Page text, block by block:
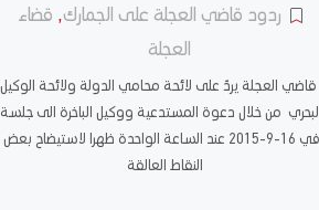
ردود قاضي العجلة على الجمارك, قضاء
العجلة
قاضي العجلة يردّ على لائحة محامي الدولة ولائحة الوكيل
البحري من خلال دعوة المستدعية ووكيل الباخرة الى جلسة
في 16-9-2015 عند الساعة الواحدة ظهرا لاستيضاح بعض
النقاط العالقة